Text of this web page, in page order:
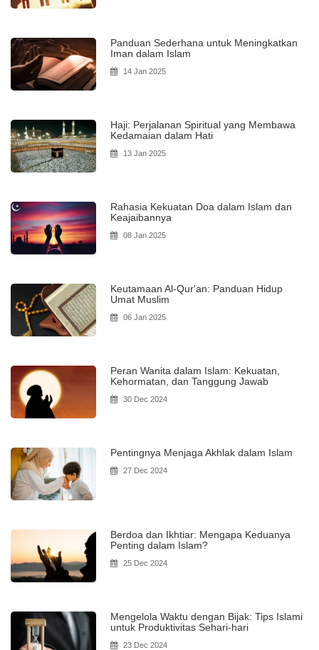
Panduan Sederhana untuk Meningkatkan
Iman dalam Islam
14 Jan 2025
Haji: Perjalanan Spiritual yang Membawa
Kedamaian dalam Hati
13 Jan 2025
Rahasia Kekuatan Doa dalam Islam dan
Keajaibannya
08 Jan 2025
Keutamaan Al-Qur'an: Panduan Hidup
Umat Muslim
06 Jan 2025
Peran Wanita dalam Islam: Kekuatan,
Kehormatan, dan Tanggung Jawab
30 Dec 2024
Pentingnya Menjaga Akhlak dalam Islam
27 Dec 2024
Berdoa dan Ikhtiar: Mengapa Keduanya
Penting dalam Islam?
25 Dec 2024
Mengelola Waktu dengan Bijak: Tips Islami
untuk Produktivitas Sehari-hari
23 Dec 2024